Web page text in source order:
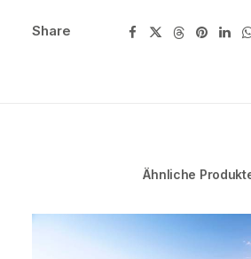
Share
Ähnliche